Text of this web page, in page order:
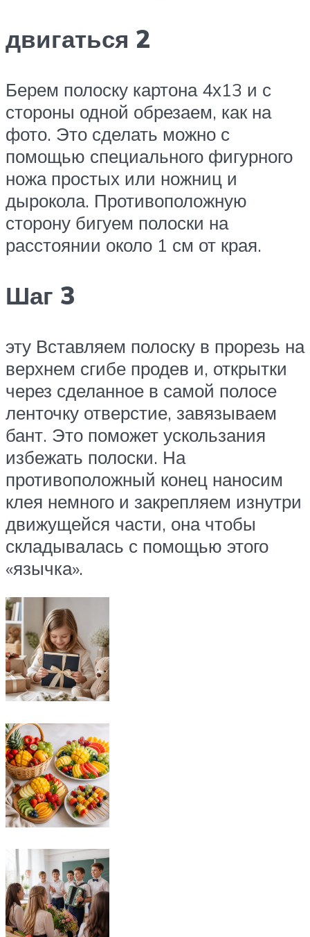
двигаться 2
Берем полоску картона 4х13 и с
стороны одной обрезаем, как на
фото. Это сделать можно с
помощью специального фигурного
ножа простых или ножниц и
дырокола. Противоположную
сторону бигуем полоски на
расстоянии около 1 см от края.
Шаг 3
эту Вставляем полоску в прорезь на
верхнем сгибе продев и, открытки
через сделанное в самой полосе
ленточку отверстие, завязываем
бант. Это поможет ускользания
избежать полоски. На
противоположный конец наносим
клея немного и закрепляем изнутри
движущейся части, она чтобы
складывалась с помощью этого
«язычка».